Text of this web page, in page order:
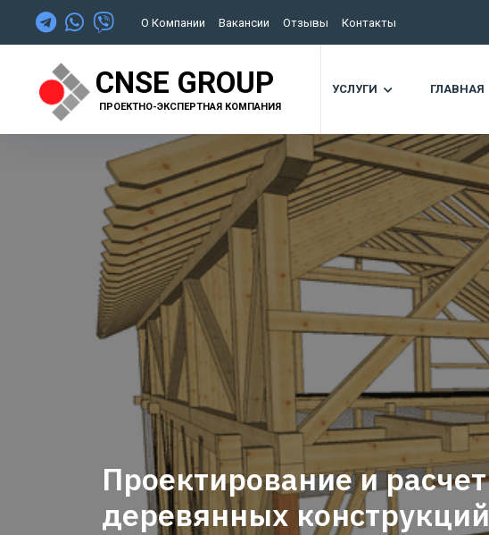
О Компании Вакансии Отзывы Контакты
CNSE GROUP
ПРОЕКТНО-ЭКСПЕРТНАЯ КОМПАНИЯ
УСЛУГИ ГЛАВНАЯ
Проектирование и расчет
деревянных конструкций